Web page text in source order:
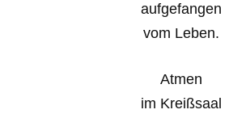
aufgefangen
vom Leben.
Atmen
im Kreißsaal